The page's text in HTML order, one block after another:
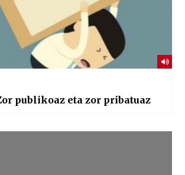
publikoaz eta zor pribatuaz